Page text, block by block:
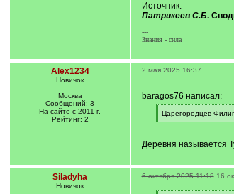
Источник:
Патрикеев С.Б.
---
Знания - сила
Alex1234
Новичок
Москва
Сообщений: 3
На сайте с 2011 г.
Рейтинг: 2
2 мая 2025 16:37
baragos76 написал:
[
q
Царегородцев
[
]
Деревня называется
Siladyha
Новичок
6 октября 2025 11:18 16